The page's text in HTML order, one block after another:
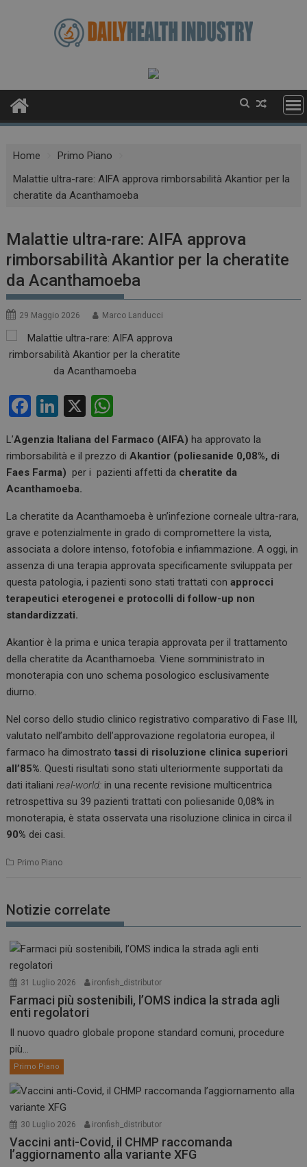
Home
Primo Piano
Malattie ultra-rare: AIFA approva rimborsabilità Akantior per la
cheratite da Acanthamoeba
Malattie ultra-rare: AIFA approva
rimborsabilità Akantior per la cheratite
da Acanthamoeba
29 Maggio 2026 Marco Landucci
F
ce
b
o
o
k
Li
ke
dI
n
X
at
s
p
p
L’Agenzia Italiana del Farmaco (AIFA) ha approvato la
rimborsabilità e il prezzo diAkantior (poliesanide 0,08%, di
Faes Farma) per i pazienti affetti da cheratite da
Acanthamoeba.
La cheratite da Acanthamoeba è un’infezione corneale ultra-rara,
grave e potenzialmente in grado di compromettere la vista,
associata a dolore intenso, fotofobia e infiammazione. A oggi, in
assenza di una terapia approvata specificamente sviluppata per
questa patologia, i pazienti sono stati trattati conapprocci
terapeutici eterogenei e protocolli di follow-up non
standardizzati.
Akantior è la prima e unica terapia approvata per il trattamento
della cheratite da Acanthamoeba. Viene somministrato in
monoterapia con uno schema posologico esclusivamente
diurno.
Nel corso dello studio clinico registrativo comparativo di Fase III,
valutato nell’ambito dell’approvazione regolatoria europea, il
farmaco ha dimostratotassi di risoluzione clinica superiori
all’85%. Questi risultati sono stati ulteriormente supportati da
dati italianireal-world: in una recente revisione multicentrica
retrospettiva su 39 pazienti trattati con poliesanide 0,08% in
monoterapia, è stata osservata una risoluzione clinica in circa il
90% dei casi.
Primo Piano
Notizie correlate
31 Luglio 2026 ironfish_distributor
Farmaci più sostenibili, l’OMS indica la strada agli
enti regolatori
Il nuovo quadro globale propone standard comuni, procedure
più...
Primo Piano
30 Luglio 2026 ironfish_distributor
Vaccini anti-Covid, il CHMP raccomanda
l’aggiornamento alla variante XFG